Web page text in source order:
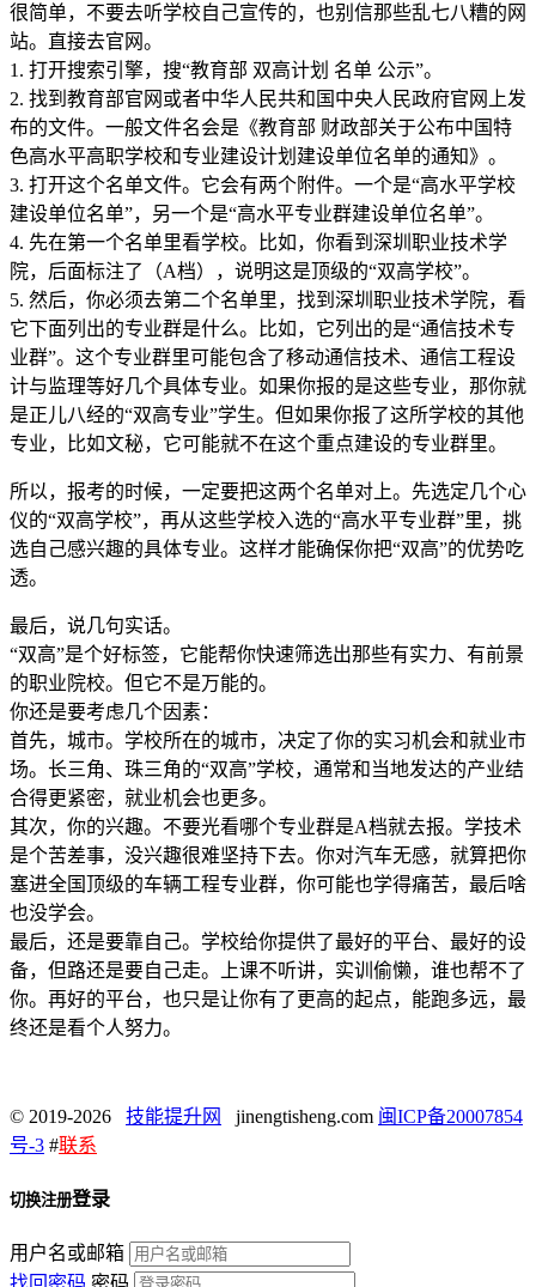
很简单，不要去听学校自己宣传的，也别信那些乱七八糟的网
站。直接去官网。
1. 打开搜索引擎，搜“教育部 双高计划 名单 公示”。
2. 找到教育部官网或者中华人民共和国中央人民政府官网上发
布的文件。一般文件名会是《教育部 财政部关于公布中国特
色高水平高职学校和专业建设计划建设单位名单的通知》。
3. 打开这个名单文件。它会有两个附件。一个是“高水平学校
建设单位名单”，另一个是“高水平专业群建设单位名单”。
4. 先在第一个名单里看学校。比如，你看到深圳职业技术学
院，后面标注了（A档），说明这是顶级的“双高学校”。
5. 然后，你必须去第二个名单里，找到深圳职业技术学院，看
它下面列出的专业群是什么。比如，它列出的是“通信技术专
业群”。这个专业群里可能包含了移动通信技术、通信工程设
计与监理等好几个具体专业。如果你报的是这些专业，那你就
是正儿八经的“双高专业”学生。但如果你报了这所学校的其他
专业，比如文秘，它可能就不在这个重点建设的专业群里。
所以，报考的时候，一定要把这两个名单对上。先选定几个心
仪的“双高学校”，再从这些学校入选的“高水平专业群”里，挑
选自己感兴趣的具体专业。这样才能确保你把“双高”的优势吃
透。
最后，说几句实话。
“双高”是个好标签，它能帮你快速筛选出那些有实力、有前景
的职业院校。但它不是万能的。
你还是要考虑几个因素：
首先，城市。学校所在的城市，决定了你的实习机会和就业市
场。长三角、珠三角的“双高”学校，通常和当地发达的产业结
合得更紧密，就业机会也更多。
其次，你的兴趣。不要光看哪个专业群是A档就去报。学技术
是个苦差事，没兴趣很难坚持下去。你对汽车无感，就算把你
塞进全国顶级的车辆工程专业群，你可能也学得痛苦，最后啥
也没学会。
最后，还是要靠自己。学校给你提供了最好的平台、最好的设
备，但路还是要自己走。上课不听讲，实训偷懒，谁也帮不了
你。再好的平台，也只是让你有了更高的起点，能跑多远，最
终还是看个人努力。
© 2019-2026 技能提升网 jinengtisheng.com 闽ICP备20007854
号-3 #联系
切换注册登录
用户名或邮箱